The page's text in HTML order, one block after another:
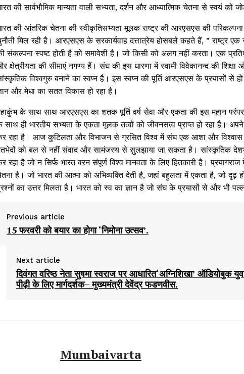
की सार्वभौमिक मान्यता वाली सभ्यता, दर्शन और आध्यात्मिक चेतना से स्वयं
की आंतरिक चेतना की स्वीकृतिसभ्यता मूलक राष्ट्र की आरएसएस की परिकल्पना
मिल रही है। आरएसएस के सरकार्यवाह दत्तात्रेय होसबले कहते हैं, ” राष्ट्र
संकल्पना स्पष्ट होती है को समावेशी है। जो किसी को अलग नहीं करता। एक
क्षेत्रीयता की सीमाएं नगण्य हैं। संघ की इस धारणा में स्वामी विवेकानन्द की
विश्वगुरु बनाने का स्वप्न है। इस स्वप्न की पूर्ति आरएसएस के प्रयासों से
और मेधा का सतत विकास हो रहा है।
के साथ साथ आरएसएस का शतक पूर्ति वर्ष सेवा और एकता की इस महान
साथ ही भारतीय सभ्यता के एकता मूलक तत्वों को जीवनसत्व प्राप्त हो रहा है।
रहा है। आज कुटिलता और विभाजन से ग्रसित विश्व में संघ एक आशा और विश्वास
को बल से नहीं संवाद और सामंजस्य से सुलझाया जा सकता है। सांस्कृतिक
रहा है जो न सिर्फ भारत वरन संपूर्ण विश्व मानवता के लिए हितकारी है।
है। जो भारत की आत्मा को अभिव्यक्ति देती है, जहां बहुलता में एकता है, जो
का उत्तर मिलता है। भारत को स्व का ज्ञान है जो संघ के प्रयासों से और भी
Previous article
15 फरवरी को बयार का होगा ‘निमोना उत्सव’.
Next article
दिवंगत वरिष्ठ नेता सुषमा स्वराज पर आधारित‘अग्निशिखा’ ऑडियोबुक
पीढ़ी के लिए मार्गदर्शक– मुख्यमंत्री देवेंद्र फडणवीस.
Mumbaivarta